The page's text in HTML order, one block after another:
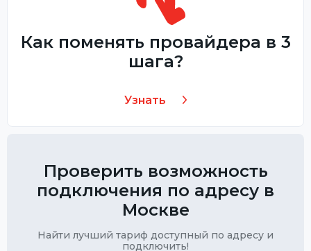
Как поменять провайдера в 3
шага?
Узнать
Проверить возможность
подключения по адресу в
Москве
Найти лучший тариф доступный по адресу и
подключить!